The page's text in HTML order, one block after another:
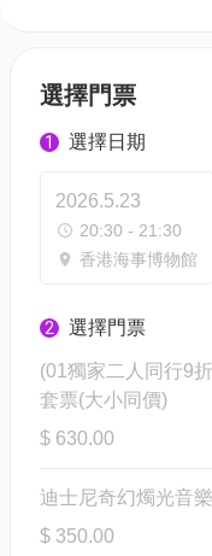
選擇門票
1 選擇日期
2026.5.23
20:30 - 21:30
香港海事博物館
2 選擇門票
(01獨家二人同行9
套票(大小同價)
$ 630.00
迪士尼奇幻燭光音
$ 350.00